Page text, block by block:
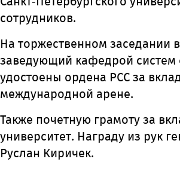
сотрудников.
На торжественном заседании
заведующий кафедрой систем
удостоены ордена РСС за
международной арене.
Также почетную грамоту за
университет. Награду из рук
Руслан Киричек.